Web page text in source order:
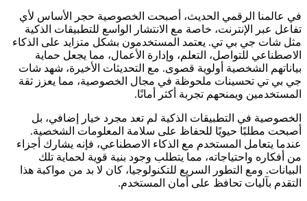
في عالمنا الرقمي الحديث، أصبحت الخصوصية حجر الأساس لأي
تفاعل عبر الإنترنت، خاصة مع الانتشار الواسع للتطبيقات الذكية
مثل شات جي بي تي. يعتمد المستخدمون بشكل متزايد على الذكاء
الاصطناعي للتواصل، التعلم، وإدارة الأعمال، مما يجعل حماية
بياناتهم الشخصية أولوية قصوى. مع التحديثات الأخيرة، شهد شات
جي بي تي تحسينات ملحوظة في مجال الخصوصية، مما يعزز ثقة
المستخدمين ويمنحهم تجربة أكثر أمانًا.
الخصوصية في التطبيقات الذكية لم تعد مجرد خيار إضافي، بل
أصبحت مطلبًا حيويًا للحفاظ على سلامة المعلومات الشخصية.
عندما يتعامل المستخدم مع الذكاء الاصطناعي، فإنه يشارك أجزاء
من أفكاره واحتياجاته، مما يتطلب وجود بنية قوية لحماية تلك
البيانات. ومع التطور السريع للتكنولوجيا، كان لا بد من مواكبة هذا
التقدم بآليات تحافظ على أمان المستخدم.